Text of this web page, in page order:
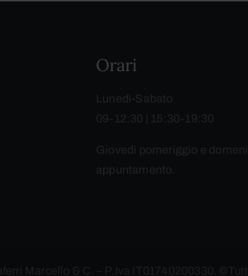
Orari
Lunedì-Sabato
09-12:30 | 15:30-19:30
Giovedì pomeriggio e
appuntamento.